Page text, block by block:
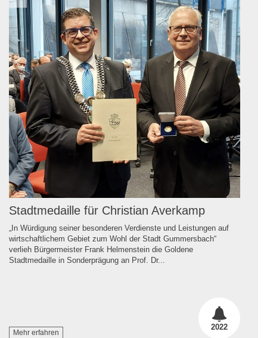
Stadtmedaille für Christian Averkamp
„In Würdigung seiner besonderen Verdienste und Leistungen auf
wirtschaftlichem Gebiet zum Wohl der Stadt Gummersbach“
verlieh Bürgermeister Frank Helmenstein die Goldene
Stadtmedaille in Sonderprägung an Prof. Dr...
Mehr erfahren
2022